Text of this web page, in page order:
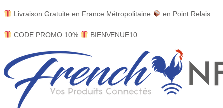
Livraison Gratuite en France Métropolitaine en Point​ Relais
CODE PROMO 10% BIENVENUE10